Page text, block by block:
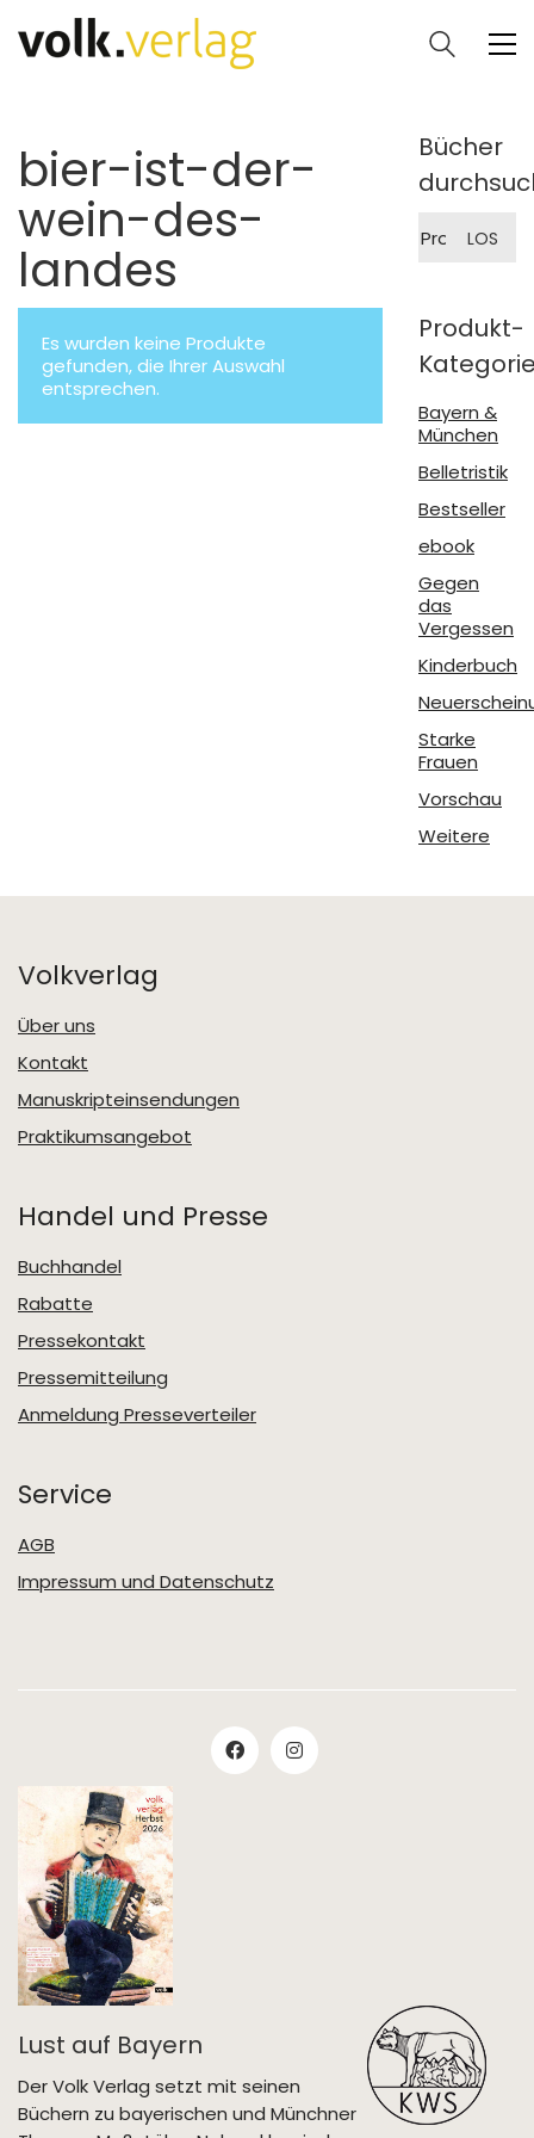
bier-ist-der-
wein-des-
landes
Es wurden keine Produkte
gefunden, die Ihrer Auswahl
entsprechen.
Bücher
nach:
LOS
Produkt-
Bayern &
München
Belletristik
Bestseller
ebook
Gegen
das
Vergessen
Kinderbuch
Starke
Frauen
Vorschau
Weitere
Volkverlag
Über uns
Kontakt
Manuskripteinsendungen
Praktikumsangebot
Handel und Presse
Buchhandel
Rabatte
Pressekontakt
Pressemitteilung
Anmeldung Presseverteiler
Service
AGB
Impressum und Datenschutz
Lust auf Bayern
Der Volk Verlag setzt mit seinen
Büchern zu bayerischen und Münchner